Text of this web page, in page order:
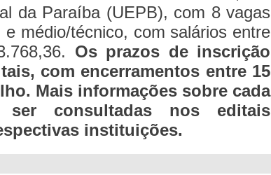
da Paraíba (UEPB), com 8 vagas
médio/técnico, com salários entre
Os prazos de inscrição
com encerramentos entre 15
Mais informações sobre cada
ser consultadas nos editais
instituições.